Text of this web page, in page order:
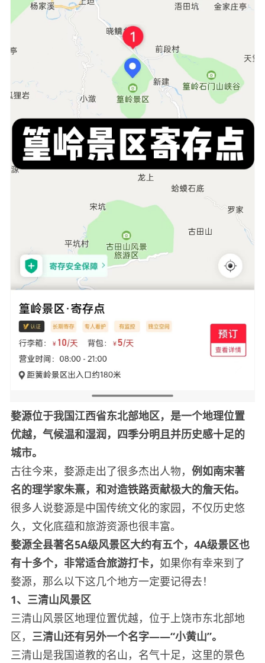
婺源位于我国江西省东北部地区，是一个地理位置
优越，气候温和湿润，四季分明且并历史感十足的
城市。
古往今来，婺源走出了很多杰出人物， 例如南宋著
名的理学家朱熹，和对造铁路贡献极大的詹天佑。
很多人说婺源是中国传统文化的家园，不仅历史悠
久，文化底蕴和旅游资源也很丰富。
婺源全县著名5A级风景区大约有五个，4A级景区也
有十多个，非常适合旅游打卡， 如果你有幸来到了
婺源，那么以下这几个地方一定要记得去！
1、三清山风景区
三清山风景区地理位置优越，位于上饶市东北部地
区， 三清山还有另外一个名字——“小黄山”。
三清山是我国道教的名山，名气十足，这里的景色